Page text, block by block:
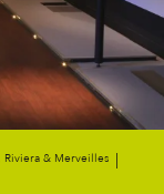
Riviera & Merveilles